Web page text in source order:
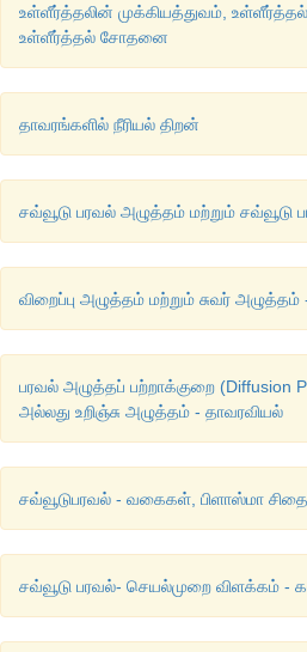
உள்ளீர்த்தலின் முக்கியத்துவம்,
உள்ளீர்த்தல் சோதனை
தாவரங்களில் நீரியல் திறன்
சவ்வூடு பரவல் அழுத்தம் மற்றும் சவ்வூடு
விறைப்பு அழுத்தம் மற்றும் சுவர்
பரவல் அழுத்தப் பற்றாக்குறை (Diffusion
அல்லது உறிஞ்சு அழுத்தம் - தாவரவியல்
சவ்வூடுபரவல் - வகைகள், பிளாஸ்மா
சவ்வூடு பரவல்- செயல்முறை விளக்கம் -